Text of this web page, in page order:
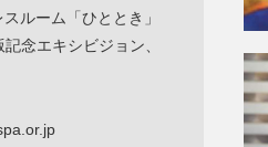
ルーム「ひととき」
念エキシビジョン、